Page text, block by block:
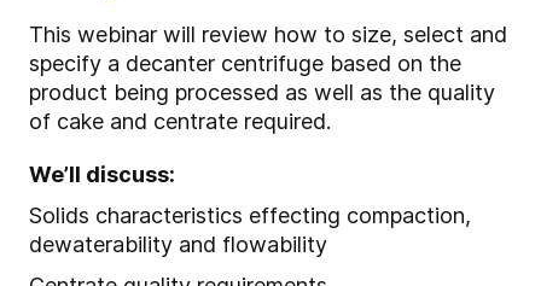
This webinar will review how to size, select and
specify a decanter centrifuge based on the
product being processed as well as the quality
of cake and centrate required.
We’ll discuss:
Solids characteristics effecting compaction,
dewaterability and flowability